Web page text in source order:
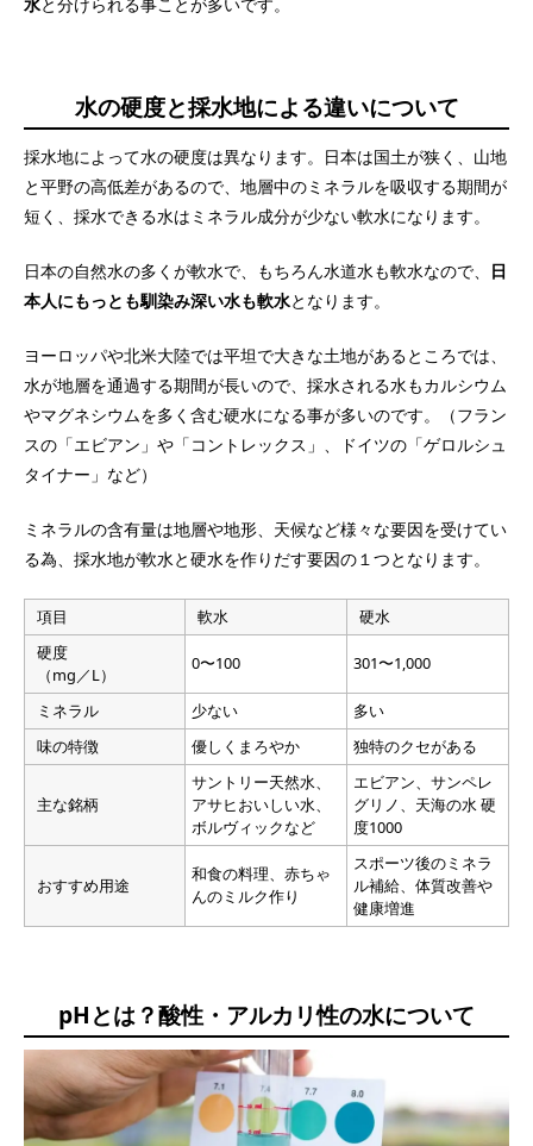
水の硬度と採水地による違いについて
採水地によって水の硬度は異なります。日本は国土が狭く、山地
と平野の高低差があるので、地層中のミネラルを吸収する期間が
短く、採水できる水はミネラル成分が少ない軟水になります。
日本の自然水の多くが軟水で、もちろん水道水も軟水なので、
日
本人にもっとも馴染み深い水も軟水となります。
ヨーロッパや北米大陸では平坦で大きな土地があるところでは、
水が地層を通過する期間が長いので、採水される水もカルシウム
やマグネシウムを多く含む硬水になる事が多いのです。（フラン
スの「エビアン」や「コントレックス」、ドイツの「ゲロルシュ
タイナー」など）
ミネラルの含有量は地層や地形、天候など様々な要因を受けてい
る為、採水地が軟水と硬水を作りだす要因の１つとなります。
項目 軟水
硬水
硬度
（mg／L）
0〜100 301〜1,000
ミネラル 少ない
多い
味の特徴
優しくまろやか 独特のクセがある
主な銘柄
サントリー天然水、
アサヒおいしい水、
ボルヴィックなど
エビアン、サンペレ
グリノ、天海の水 硬
度1000
おすすめ用途
和食の料理、赤ちゃ
んのミルク作り
スポーツ後のミネラ
ル補給、体質改善や
健康増進
pHとは？酸性・アルカリ性の水について